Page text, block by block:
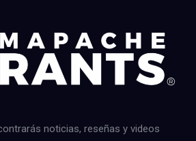
noticias, reseñas y videos